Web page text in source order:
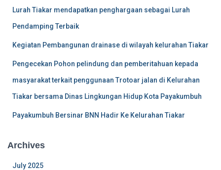
Lurah Tiakar mendapatkan penghargaan sebagai Lurah
Pendamping Terbaik
Kegiatan Pembangunan drainase di wilayah kelurahan Tiakar
Pengecekan Pohon pelindung dan pemberitahuan kepada
masyarakat terkait penggunaan Trotoar jalan di Kelurahan
Tiakar bersama Dinas Lingkungan Hidup Kota Payakumbuh
Payakumbuh Bersinar BNN Hadir Ke Kelurahan Tiakar
Archives
July 2025